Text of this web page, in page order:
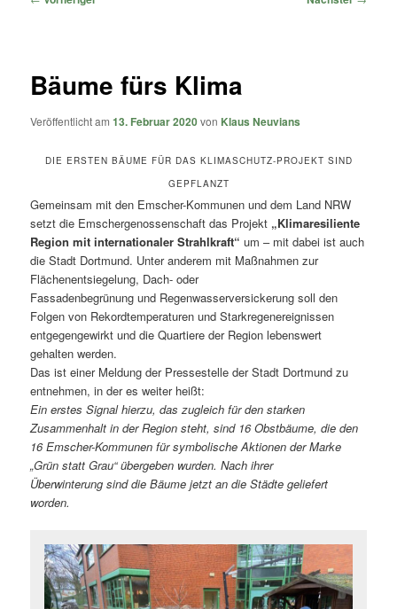
Bäume fürs Klima
Veröffentlicht am13. Februar 2020von Klaus Neuvians
DIE ERSTEN BÄUME FÜR DAS KLIMASCHUTZ-PROJEKT SIND
GEPFLANZT
Gemeinsam mit den Emscher-Kommunen und dem Land NRW
setzt die Emschergenossenschaft das Projekt „Klimaresiliente
Region mit internationaler Strahlkraft“ um – mit dabei ist auch
die Stadt Dortmund. Unter anderem mit Maßnahmen zur
Flächenentsiegelung, Dach- oder
Fassadenbegrünung und Regenwasserversickerung soll den
Folgen von Rekordtemperaturen und Starkregenereignissen
entgegengewirkt und die Quartiere der Region lebenswert
gehalten werden.
Das ist einer Meldung der Pressestelle der Stadt Dortmund zu
entnehmen, in der es weiter heißt:
Ein erstes Signal hierzu, das zugleich für den starken
Zusammenhalt in der Region steht, sind 16 Obstbäume, die den
16 Emscher-Kommunen für symbolische Aktionen der Marke
„Grün statt Grau“ übergeben wurden. Nach ihrer
Überwinterung sind die Bäume jetzt an die Städte geliefert
worden.